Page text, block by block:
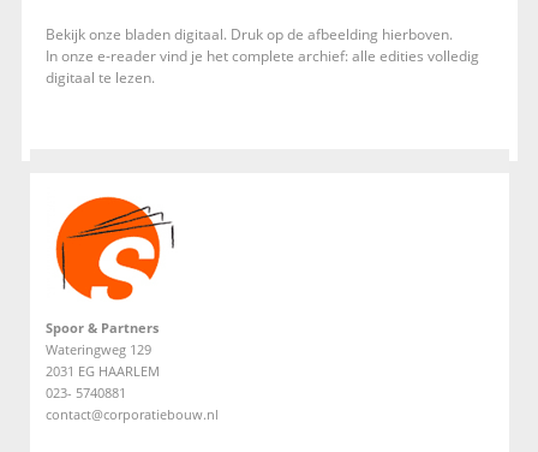
Bekijk onze bladen digitaal. Druk op de afbeelding hierboven.
In onze e-reader vind je het complete archief: alle edities volledig
digitaal te lezen.
Spoor & Partners
Wateringweg 129
2031 EG HAARLEM
023- 5740881
contact@corporatiebouw.nl